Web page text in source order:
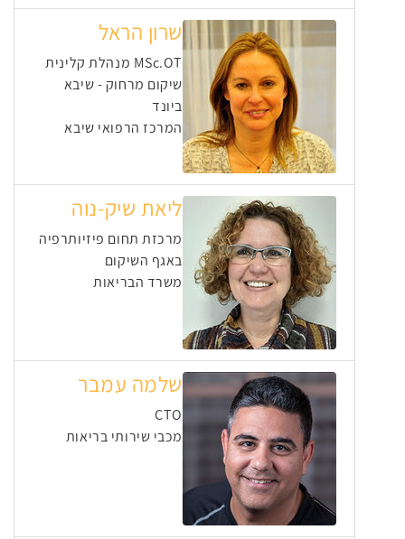
שרון הראל
MSc.OT מנהלת קלינית
שיקום מרחוק - שיבא
ביונד
המרכז הרפואי שיבא
ליאת שיק-נוה
מרכזת תחום פיזיותרפיה
באגף השיקום
משרד הבריאות
שלמה עמבר
CTO
מכבי שירותי בריאות